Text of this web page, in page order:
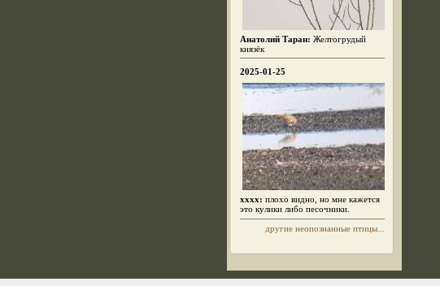
Анатолий Таран: Желтогрудый
князёк
2025-01-25
xxxx: плохо видно, но мне кажется
это кулики либо песочники.
другие неопознанные птицы...